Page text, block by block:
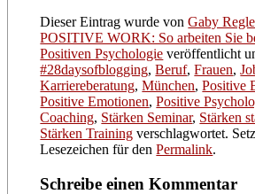
Dieser Eintrag wurde vonGaby
POSITIVE WORK: So arbeiten Sie
Positiven Psychologie veröffentlicht
#28daysofblogging,Beruf,Frauen,
Karriereberatung,München,Positive
Positive Emotionen,Positive
Coaching, Stärken Seminar, Stärken
Stärken Training verschlagwortet.
Lesezeichen für denPermalink.
Schreibe einen Kommentar